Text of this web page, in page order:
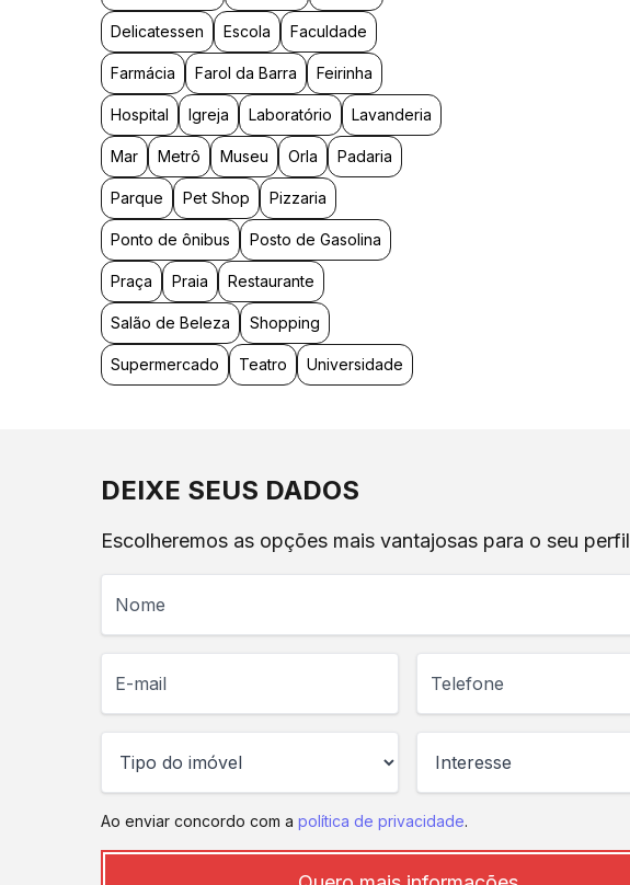
Delicatessen Escola Faculdade
Farmácia Farol da Barra Feirinha
Hospital Igreja Laboratório Lavanderia
Mar Metrô Museu Orla Padaria
Parque Pet Shop Pizzaria
Ponto de ônibus Posto de Gasolina
Praça Praia Restaurante
Salão de Beleza Shopping
Supermercado Teatro Universidade
DEIXE SEUS DADOS
Escolheremos as opções mais vantajosas para o seu
Ao enviar concordo com a política de privacidade.